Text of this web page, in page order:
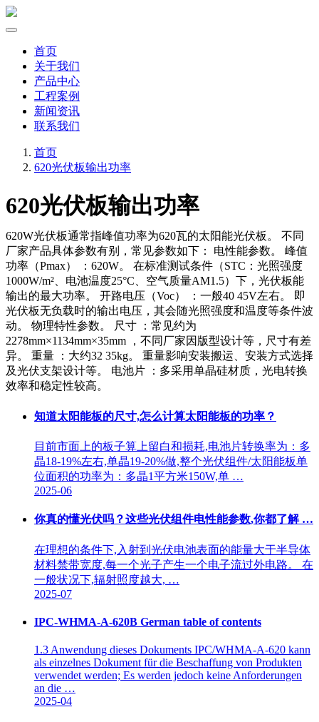
首页
关于我们
产品中心
工程案例
新闻资讯
联系我们
首页
620光伏板输出功率
620光伏板输出功率
620W光伏板通常指峰值功率为620瓦的太阳能光伏板。 不同
厂家产品具体参数有别，常见参数如下： 电性能参数。 峰值
功率（Pmax） ：620W。 在标准测试条件（STC：光照强度
1000W/m²、电池温度25°C、空气质量AM1.5）下，光伏板能
输出的最大功率。 开路电压（Voc） ：一般40 45V左右。 即
光伏板无负载时的输出电压，其会随光照强度和温度等条件波
动。 物理特性参数。 尺寸 ：常见约为
2278mm×1134mm×35mm ，不同厂家因版型设计等，尺寸有差
异。 重量 ：大约32 35kg。 重量影响安装搬运、安装方式选择
及光伏支架设计等。 电池片 ：多采用单晶硅材质，光电转换
效率和稳定性较高。
知道太阳能板的尺寸,怎么计算太阳能板的功率？
目前市面上的板子算上留白和损耗,电池片转换率为：多
晶18-19%左右,单晶19-20%做,整个光伏组件/太阳能板单
位面积的功率为：多晶1平方米150W,单 …
2025-06
你真的懂光伏吗？这些光伏组件电性能参数,你都了解 …
在理想的条件下,入射到光伏电池表面的能量大于半导体
材料禁带宽度,每一个光子产生一个电子流过外电路。 在
一般状况下,辐射照度越大, …
2025-07
IPC-WHMA-A-620B German table of contents
1.3 Anwendung dieses Dokuments IPC/WHMA-A-620 kann
als einzelnes Dokument für die Beschaffung von Produkten
verwendet werden; Es werden jedoch keine Anforderungen
an die …
2025-04